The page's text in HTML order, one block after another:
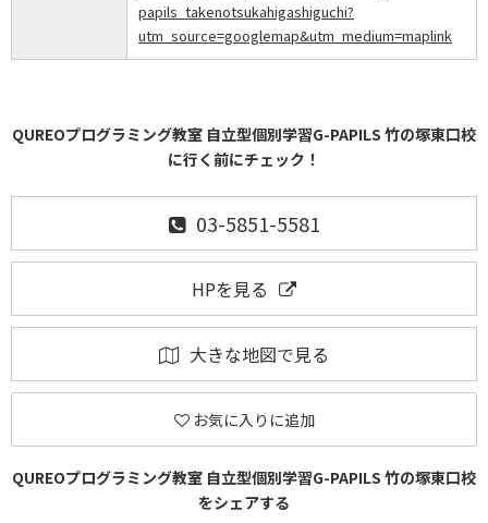
papils_takenotsukahigashiguchi?
utm_source=googlemap&utm_medium=maplink
QUREOプログラミング教室 自立型個別学習G-PAPILS 竹の塚東口校
に行く前にチェック！
03-5851-5581
HPを見る
大きな地図で見る
お気に入りに追加
QUREOプログラミング教室 自立型個別学習G-PAPILS 竹の塚東口校
をシェアする